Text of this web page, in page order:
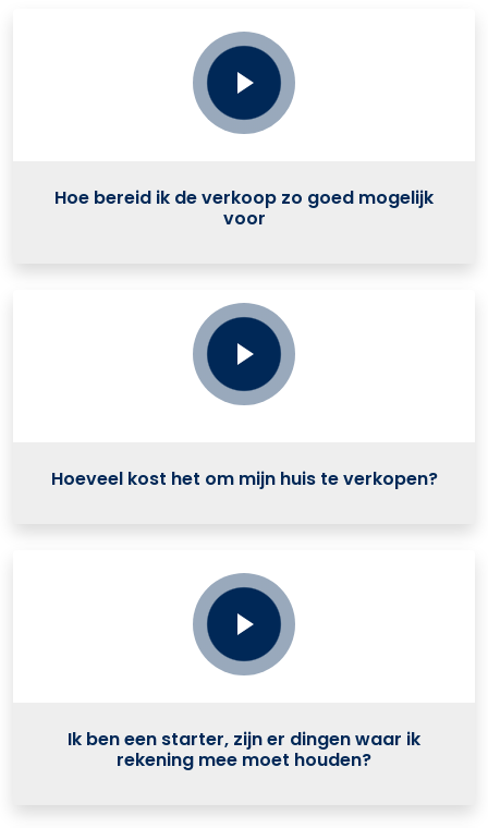
Hoe bereid ik de verkoop zo goed mogelijk
voor
Hoeveel kost het om mijn huis te verkopen?
Ik ben een starter, zijn er dingen waar ik
rekening mee moet houden?